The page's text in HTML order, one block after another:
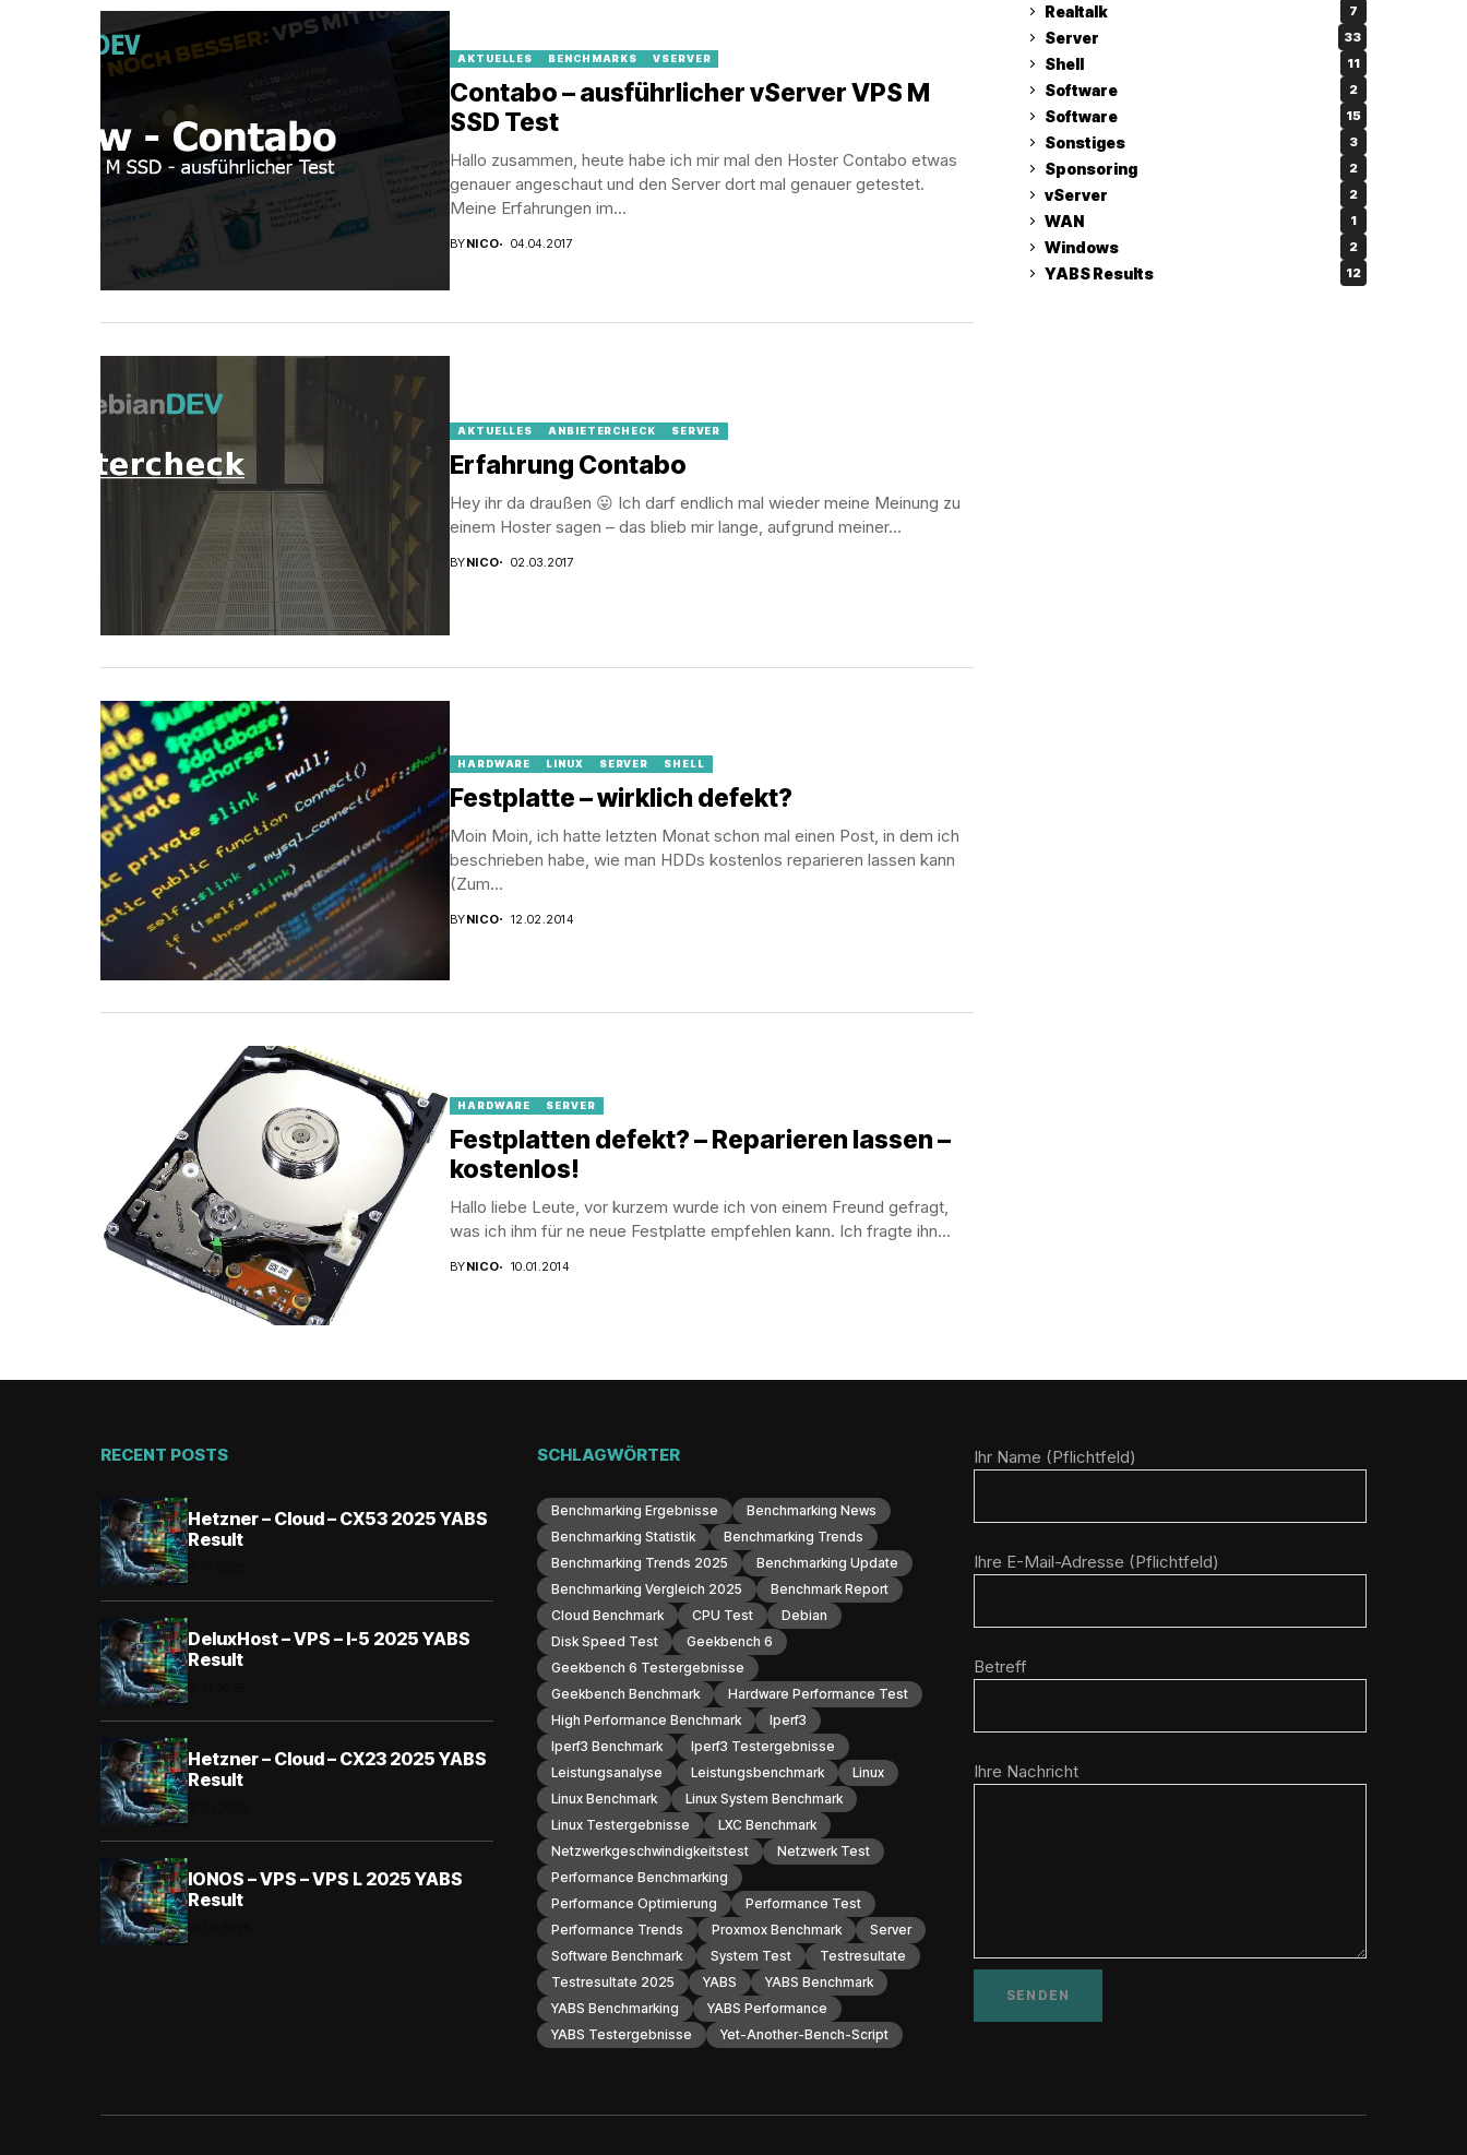
AKTUELLES BENCHMARKS VSERVER
Contabo – ausführlicher vServer VPS M
SSD Test
Hallo zusammen, heute habe ich mir mal den Hoster Contabo etwas
genauer angeschaut und den Server dort mal genauer getestet.
Meine Erfahrungen im...
BYNICO 04.04.2017
AKTUELLES ANBIETERCHECK SERVER
Erfahrung Contabo
Hey ihr da draußen 😛 Ich darf endlich mal wieder meine Meinung zu
einem Hoster sagen – das blieb mir lange, aufgrund meiner...
BYNICO 02.03.2017
HARDWARE LINUX SERVER SHELL
Festplatte – wirklich defekt?
Moin Moin, ich hatte letzten Monat schon mal einen Post, in dem ich
beschrieben habe, wie man HDDs kostenlos reparieren lassen kann
(Zum...
BYNICO 12.02.2014
HARDWARE SERVER
Festplatten defekt? – Reparieren lassen –
kostenlos!
Hallo liebe Leute, vor kurzem wurde ich von einem Freund gefragt,
was ich ihm für ne neue Festplatte empfehlen kann. Ich fragte ihn...
BYNICO 10.01.2014
Realtalk 7
Server 33
Shell 11
Software 2
Software 15
Sonstiges 3
Sponsoring 2
vServer 2
WAN 1
Windows 2
YABS Results 12
RECENT POSTS
Hetzner – Cloud – CX53 2025 YABS
Result
DeluxHost – VPS – I-5 2025 YABS
Result
Hetzner – Cloud – CX23 2025 YABS
Result
IONOS – VPS – VPS L 2025 YABS
Result
SCHLAGWÖRTER
Benchmarking Ergebnisse
Benchmarking News
Benchmarking Statistik
Benchmarking Trends
Benchmarking Trends 2025
Benchmarking Update
Benchmarking Vergleich 2025
Benchmark Report
Cloud Benchmark
CPU Test
Debian
Disk Speed Test
Geekbench 6
Geekbench 6 Testergebnisse
Geekbench Benchmark
Hardware Performance Test
High Performance Benchmark
Iperf3
Iperf3 Benchmark
Iperf3 Testergebnisse
Leistungsanalyse
Leistungsbenchmark
Linux
Linux Benchmark
Linux System Benchmark
Linux Testergebnisse
LXC Benchmark
Netzwerkgeschwindigkeitstest
Netzwerk Test
Performance Benchmarking
Performance Optimierung
Performance Test
Performance Trends
Proxmox Benchmark
Server
Software Benchmark
System Test
Testresultate
Testresultate 2025
YABS
YABS Benchmark
YABS Benchmarking
YABS Performance
YABS Testergebnisse
Yet-Another-Bench-Script
Ihr Name (Pflichtfeld)
Ihre E-Mail-Adresse (Pflichtfeld)
Betreff
Ihre Nachricht